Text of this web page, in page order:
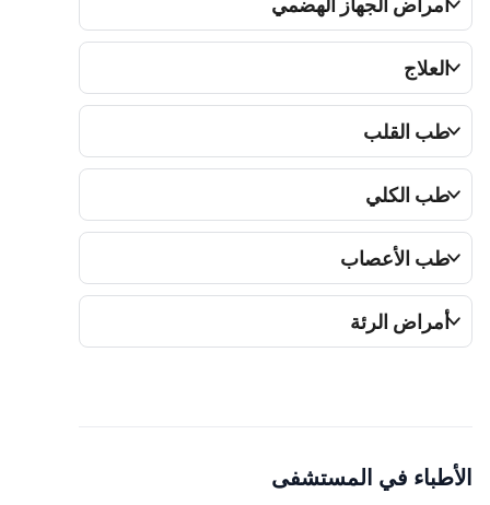
العلاج
طب القلب
طب الكلي
طب الأعصاب
أمراض الرئة
الأطباء في المستشفى